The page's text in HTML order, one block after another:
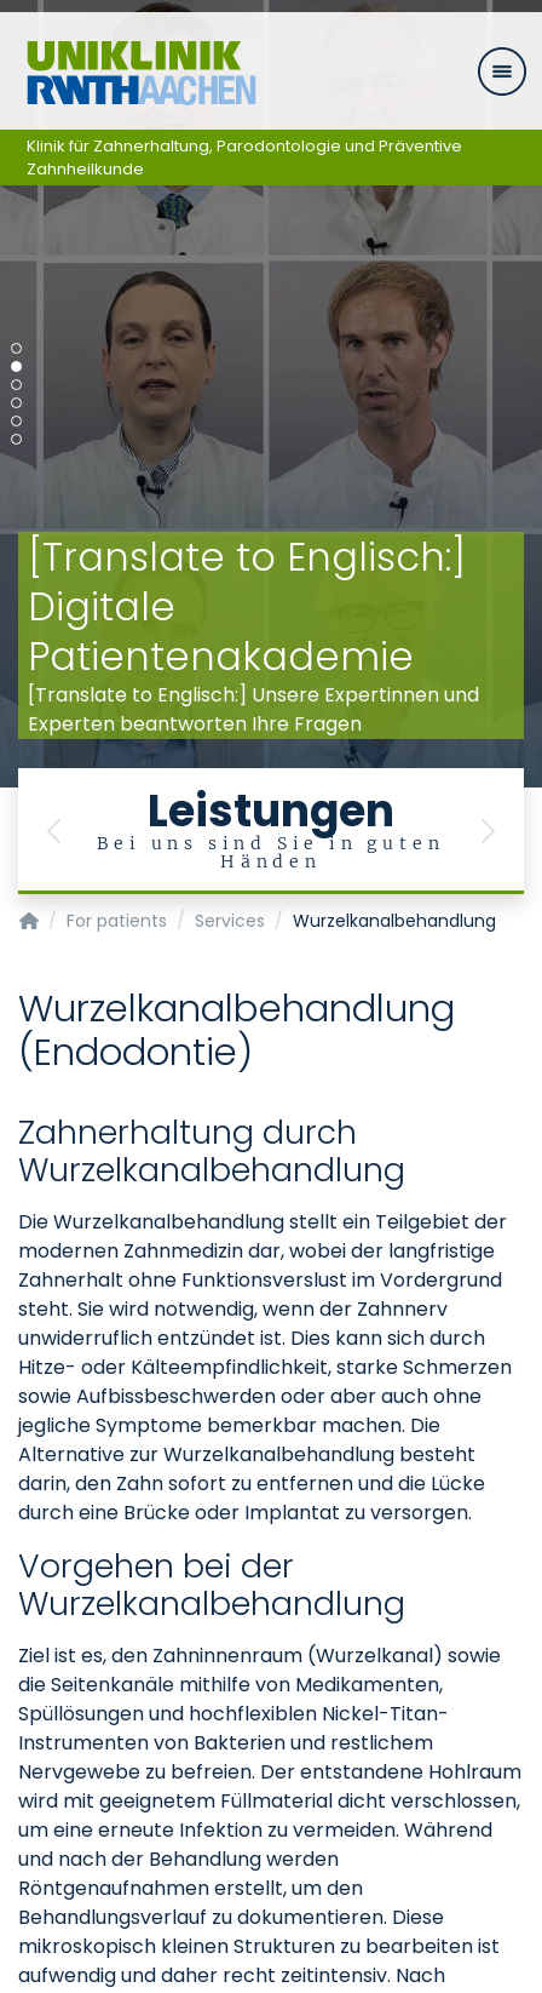
Skip navigation
[Translate to Englisch:]
Digitale
Patientenakademie
[Translate to Englisch:] Unsere Expertinnen und
Experten beantworten Ihre Fragen
Leistungen
Bei uns sind Sie in guten
Händen
Previous Next
Klinik für Zahnerhaltung, Parodontologie und Präventive
Zahnheilkunde
Klinik für Zahnerhaltung, Parodontologie und Präventive
For patients Services Wurzelkanalbehandlung
Wurzelkanalbehandlung
(Endodontie)
Zahnerhaltung durch
Wurzelkanalbehandlung
Die Wurzelkanalbehandlung stellt ein Teilgebiet der
modernen Zahnmedizin dar, wobei der langfristige
Zahnerhalt ohne Funktionsverslust im Vordergrund
steht. Sie wird notwendig, wenn der Zahnnerv
unwiderruflich entzündet ist. Dies kann sich durch
Hitze- oder Kälteempfindlichkeit, starke Schmerzen
sowie Aufbissbeschwerden oder aber auch ohne
jegliche Symptome bemerkbar machen. Die
Alternative zur Wurzelkanalbehandlung besteht
darin, den Zahn sofort zu entfernen und die Lücke
durch eine Brücke oder Implantat zu versorgen.
Vorgehen bei der
Wurzelkanalbehandlung
Ziel ist es, den Zahninnenraum (Wurzelkanal) sowie
die Seitenkanäle mithilfe von Medikamenten,
Spüllösungen und hochflexiblen Nickel-Titan-
Instrumenten von Bakterien und restlichem
Nervgewebe zu befreien. Der entstandene Hohlraum
wird mit geeignetem Füllmaterial dicht verschlossen,
um eine erneute Infektion zu vermeiden. Während
und nach der Behandlung werden
Röntgenaufnahmen erstellt, um den
Behandlungsverlauf zu dokumentieren. Diese
mikroskopisch kleinen Strukturen zu bearbeiten ist
aufwendig und daher recht zeitintensiv. Nach